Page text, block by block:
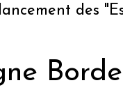
des "Escales